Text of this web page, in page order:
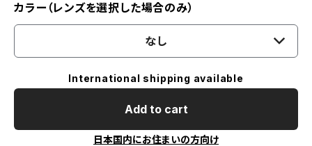
カラー（レンズを選択した場合のみ）
なし
International shipping available
Add to cart
日本国内にお住まいの方向け